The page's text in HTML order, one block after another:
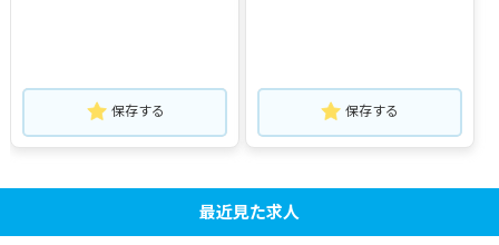
保存する 保存する
最近見た求人